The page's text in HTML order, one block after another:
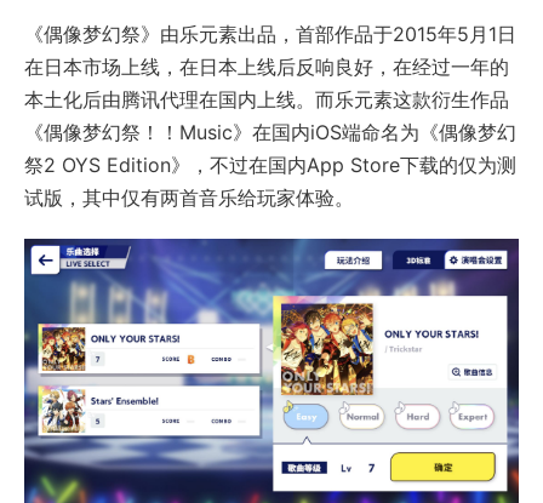
《偶像梦幻祭》由乐元素出品，首部作品于2015年5月1日
在日本市场上线，在日本上线后反响良好，在经过一年的
本土化后由腾讯代理在国内上线。而乐元素这款衍生作品
《偶像梦幻祭！！Music》在国内iOS端命名为《偶像梦幻
祭2 OYS Edition》，不过在国内App Store下载的仅为测
试版，其中仅有两首音乐给玩家体验。